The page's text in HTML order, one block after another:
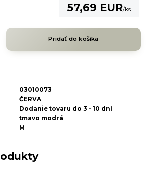
57,69 EUR/ks
Pridať do košíka
03010073
ČERVA
Dodanie tovaru do 3 - 10 dní
tmavo modrá
M